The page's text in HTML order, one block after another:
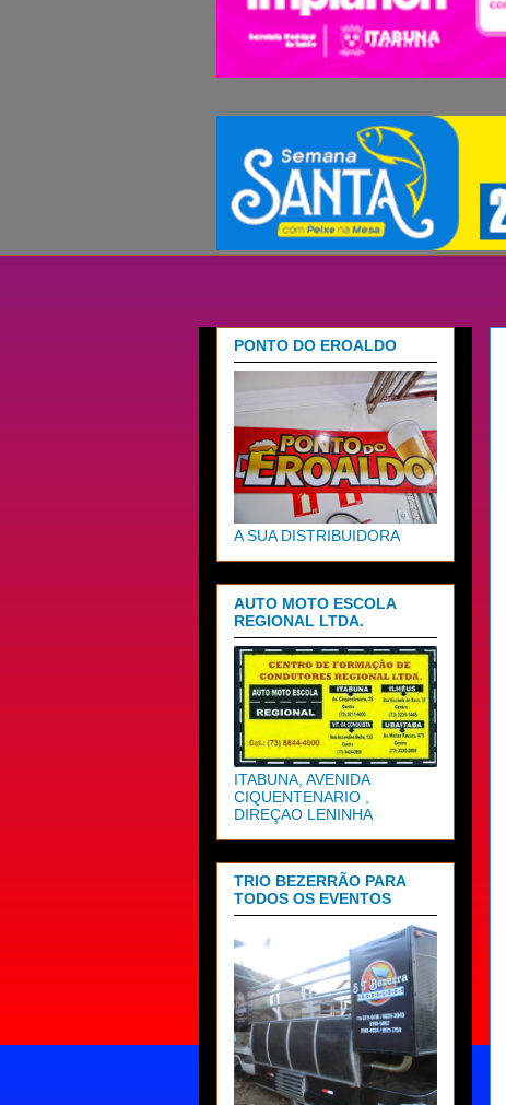
PONTO DO EROALDO
A SUA DISTRIBUIDORA
AUTO MOTO ESCOLA
REGIONAL LTDA.
ITABUNA, AVENIDA
CIQUENTENARIO ,
DIREÇAO LENINHA
TRIO BEZERRÃO PARA
TODOS OS EVENTOS